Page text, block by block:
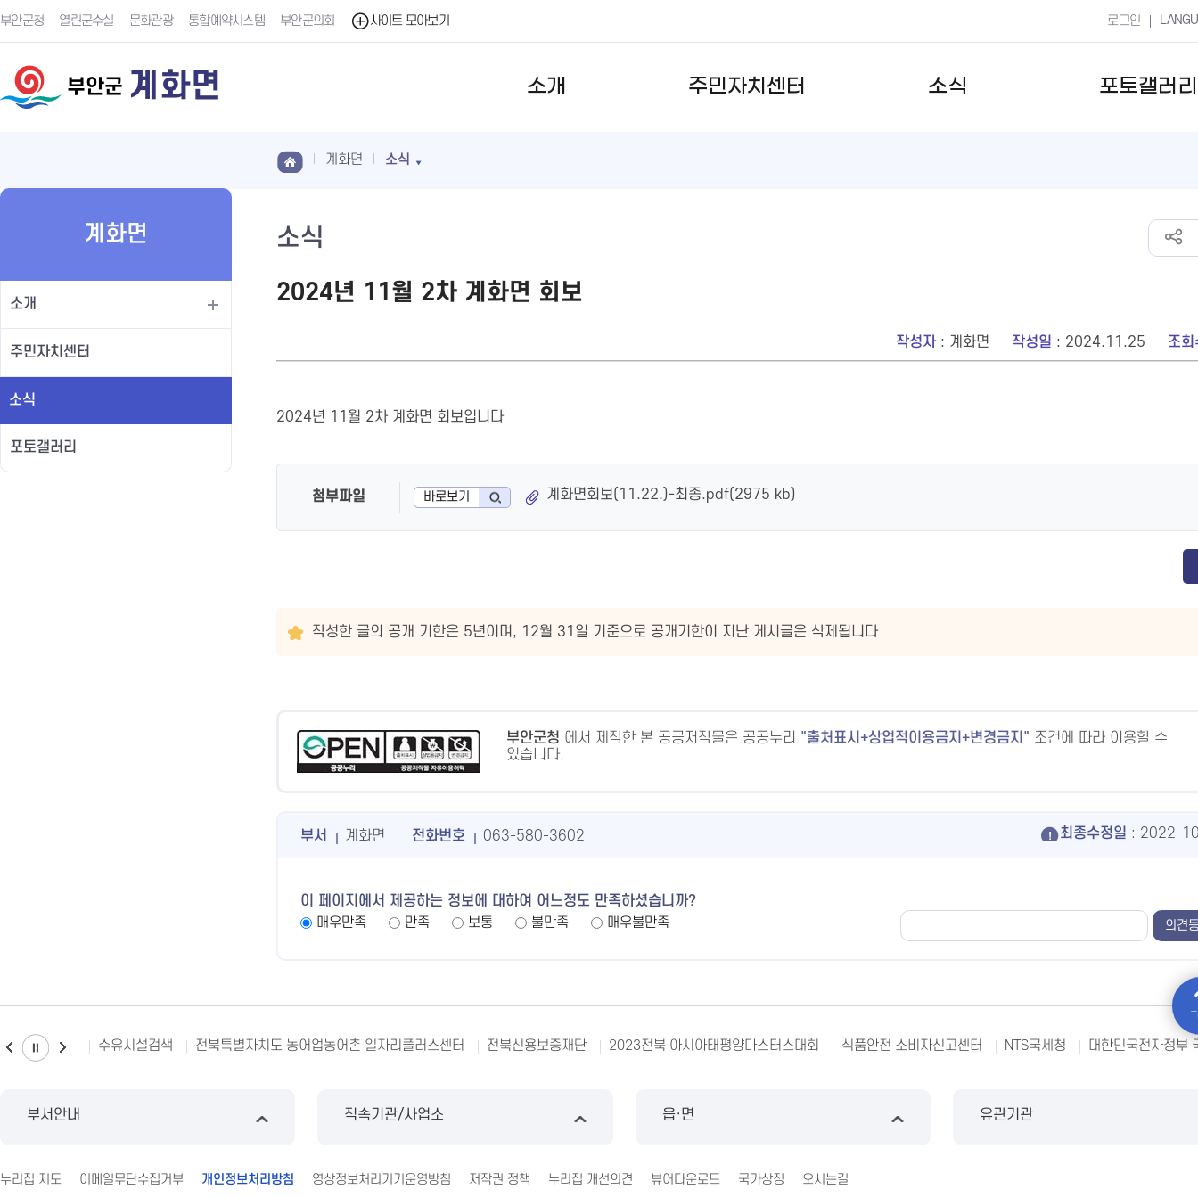
부안군청 열린군수실 문화관광 통합예약시스템 부안군의회 사이트 모아보기 로그인
부안군 계화면 소개 주민자치센터 소식 포토갤러리
계화면
소개
주민자치센터
소식
포토갤러리
계화면 소식
소식
2024년 11월 2차 계화면 회보
작성자: 계화면 작성일 : 2024.11.25 조회
2024년 11월 2차 계화면 회보입니다
첨부파일 바로보기 계화면회보(11.22.)-최종.pdf(2975 kb)
작성한 글의 공개 기한은 5년이며, 12월 31일 기준으로 공개기한이 지난 게시글은 삭제됩니다
부안군청 에서 제작한 본 공공저작물은 공공누리 출처표시+상업적이용금지+변경금지
조건에 따라 이용할 수
있습니다.
부서 계화면 전화번호 063-580-3602 최종수정일 : 2022-
이 페이지에서 제공하는 정보에 대하여 어느정도 만족하셨습니까?
매우만족
만족 보통 불만족 매우불만족
수유시설검색 전북특별자치도 농어업농어촌 일자리플러스센터 전북신용보증재단 2023전북 아시아태평양마스터스대회 식품안전 소비자신고센터 NTS국세청 대한민국전자정부
부서안내 직속기관/사업소 읍·면 유관기관
누리집 지도 이메일무단수집거부 개인정보처리방침 영상정보처리기기운영방침 저작권 정책 누리집 개선의견 뷰어다운로드 국가상징 오시는길